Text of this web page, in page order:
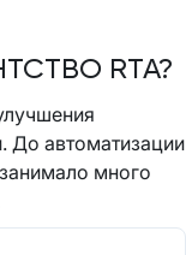
RTA?
До автоматизации
много